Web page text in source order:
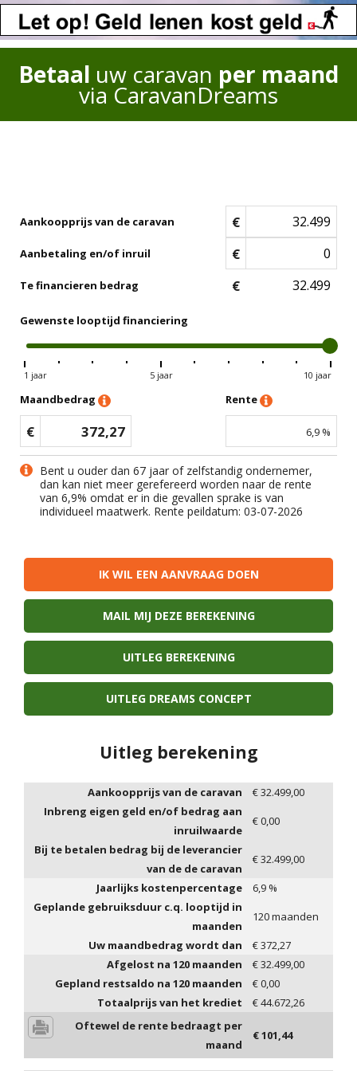
Betaal uw caravan per maand
via CaravanDreams
Aankoopprijs van de caravan €
Aanbetaling en/of inruil €
Te financieren bedrag €
Gewenste looptijd financiering
1 jaar 5 jaar 10 jaar
Maandbedrag
€ 372,27
Rente
6,9 %
Bent u ouder dan 67 jaar of zelfstandig ondernemer,
dan kan niet meer gerefereerd worden naar de rente
van 6,9% omdat er in die gevallen sprake is van
individueel maatwerk. Rente peildatum: 03-07-2026
IK WIL EEN AANVRAAG DOEN
MAIL MIJ DEZE BEREKENING
UITLEG BEREKENING
UITLEG DREAMS CONCEPT
Uitleg berekening
Aankoopprijs van de caravan €32.499,00
Inbreng eigen geld en/of bedrag aan
inruilwaarde
€0,00
Bij te betalen bedrag bij de leverancier
van de de caravan
€32.499,00
Jaarlijks kostenpercentage
6,9 %
Geplande gebruiksduur c.q. looptijd in
maanden
120maanden
Uw maandbedrag wordt dan
€372,27
Afgelost na 120 maanden €32.499,00
Gepland restsaldo na 120 maanden €0,00
Totaalprijs van het krediet
€44.672,26
Oftewel de rente bedraagt per
maand
€101,44